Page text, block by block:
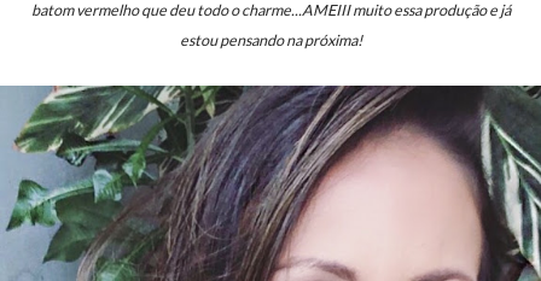
batom vermelho que deu todo o charme...AMEIII muito essa produção e já
estou pensando na próxima!